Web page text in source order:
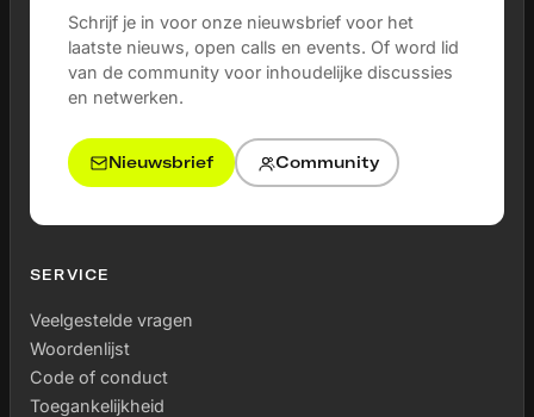
Schrijf je in voor onze nieuwsbrief voor het
laatste nieuws, open calls en events. Of word lid
van de community voor inhoudelijke discussies
en netwerken.
Nieuwsbrief Community
SERVICE
Veelgestelde vragen
Woordenlijst
Code of conduct
Toegankelijkheid